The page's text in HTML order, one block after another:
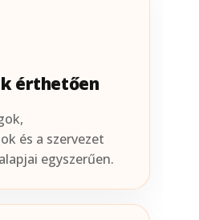
érthetően
és a szervezet
egyszerűen.